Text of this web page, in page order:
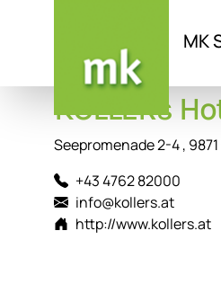
MK
KOLLERs
Seepromenade 2-4 ,
+43 4762 82000
info@kollers.at
http://www.kollers.at